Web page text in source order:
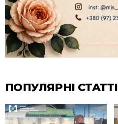
ПОПУЛЯРНІ СТАТТІ